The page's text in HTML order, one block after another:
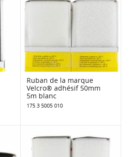
Ruban de la marque
Velcro® adhésif 50mm
5m blanc
175 3 5005 010